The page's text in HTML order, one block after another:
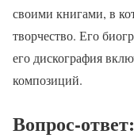
своими книгами, в
творчество. Его
его дискография
композиций.
Вопрос-ответ: